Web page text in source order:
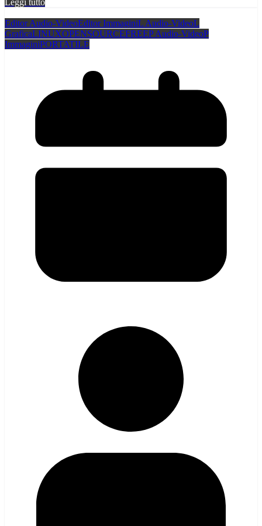
Leggi tutto
Editor Audio-VideoEditor ImmaginiL Audio-VideoL
GraficaLINUXOPENSOURCEFREEP Audio-VideoP
ImmaginiPORTATILE